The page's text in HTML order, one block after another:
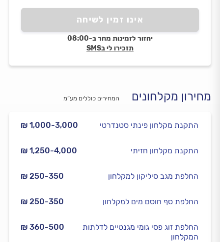
אינו זמין לשיחה
יחזור לזמינות מחר ב-08:00
תזכירו לי בSMS
מחירון מקלחונים המחירים כוללים מע”מ
₪ 1,000-3,000 התקנת מקלחון פינתי סטנדרטי
₪ 1,250-4,000 התקנת מקלחון חזיתי
₪ 250-350 החלפת מגב סיליקון למקלחון
₪ 250-350 החלפת סף חוסם מים למקלחון
₪ 360-500
החלפת זוג פסי גומי מגנטיים לדלתות
המקלחון